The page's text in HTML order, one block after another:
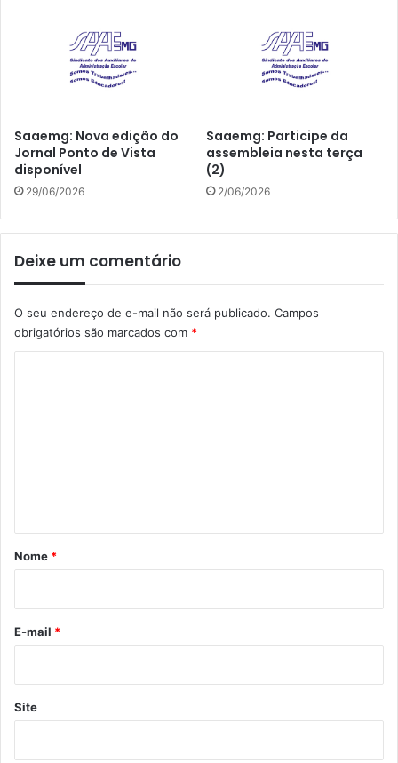
Saaemg: Nova edição do
Jornal Ponto de Vista
disponível
29/06/2026
Saaemg: Participe da
assembleia nesta terça
(2)
2/06/2026
Deixe um comentário
O seu endereço de e-mail não será publicado. Campos
obrigatórios são marcados com *
r
*
Nome *
E-mail *
Site